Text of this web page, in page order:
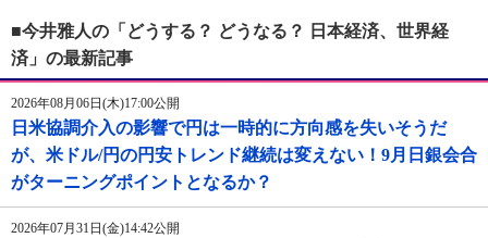
■今井雅人の「どうする？ どうなる？ 日本経済、世界経
済」の最新記事
2026年08月06日(木)17:00公開
日米協調介入の影響で円は一時的に方向感を失いそうだ
が、米ドル/円の円安トレンド継続は変えない！9月日銀会合
がターニングポイントとなるか？
2026年07月31日(金)14:42公開